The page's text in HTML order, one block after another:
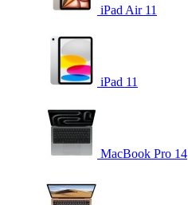
iPad Air 11
iPad 11
MacBook Pro 14